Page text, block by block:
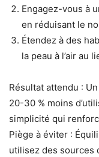
Engagez-vous à
en réduisant le
Étendez à des
la peau à l’air au
Résultat attendu :
20-30 % moins
simplicité qui
Piège à éviter :
utilisez des sources